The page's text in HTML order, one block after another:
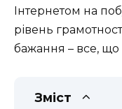
Інтернетом на
рівень
бажання – все, що
Зміст